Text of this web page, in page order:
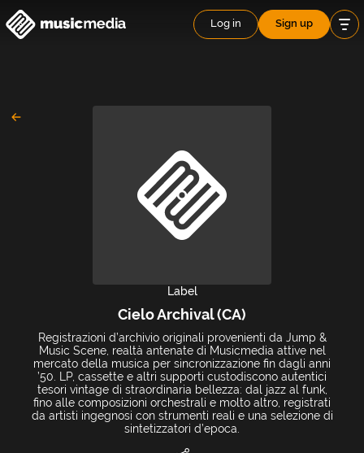
Log in Sign up
Label
Cielo Archival (CA)
Registrazioni d’archivio originali provenienti da Jump &
Music Scene, realtà antenate di Musicmedia attive nel
mercato della musica per sincronizzazione fin dagli anni
’50. LP, cassette e altri supporti custodiscono autentici
tesori vintage di straordinaria bellezza: dal jazz al funk,
fino alle composizioni orchestrali e molto altro, registrati
da artisti ingegnosi con strumenti reali e una selezione di
sintetizzatori d’epoca.